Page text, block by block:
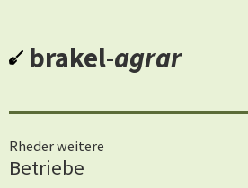
brakel-agrar
Rheder weitere
Betriebe